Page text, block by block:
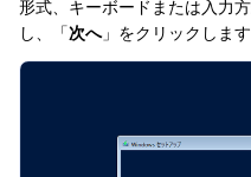
形式、キーボードまたは入力
し、「次へ」をクリックします